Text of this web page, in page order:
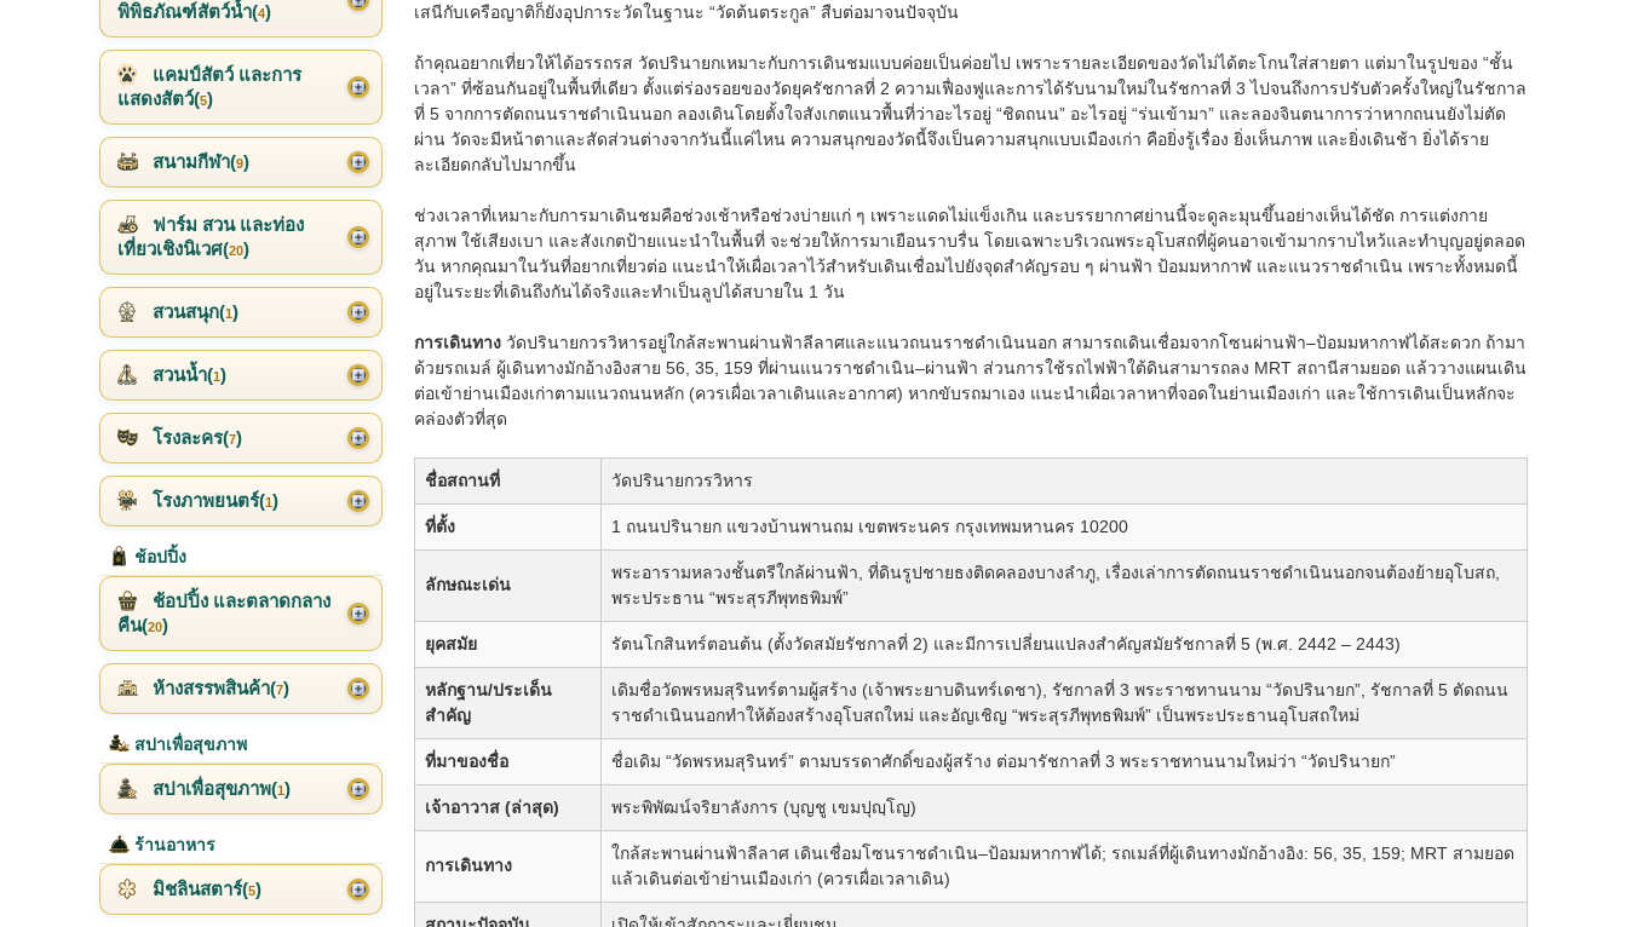
เสนีกับเครือญาติก็ยังอุปการะวัดในฐานะ “วัดต้นตระกูล” สืบต่อมาจนปัจจุบัน
ถ้าคุณอยากเที่ยวให้ได้อรรถรส วัดปรินายกเหมาะกับการเดินชมแบบค่อยเป็นค่อยไป เพราะรายละเอียดของวัดไม่ได้ตะโกนใส่สายตา แต่มาในรูปของ “ชั้น
เวลา” ที่ซ้อนกันอยู่ในพื้นที่เดียว ตั้งแต่ร่องรอยของวัดยุครัชกาลที่ 2 ความเฟื่องฟูและการได้รับนามใหม่ในรัชกาลที่ 3 ไปจนถึงการปรับตัวครั้งใหญ่ในรัชกาล
ที่ 5 จากการตัดถนนราชดำเนินนอก ลองเดินโดยตั้งใจสังเกตแนวพื้นที่ว่าอะไรอยู่ “ชิดถนน” อะไรอยู่ “ร่นเข้ามา” และลองจินตนาการว่าหากถนนยังไม่ตัด
ผ่าน วัดจะมีหน้าตาและสัดส่วนต่างจากวันนี้แค่ไหน ความสนุกของวัดนี้จึงเป็นความสนุกแบบเมืองเก่า คือยิ่งรู้เรื่อง ยิ่งเห็นภาพ และยิ่งเดินช้า ยิ่งได้ราย
ละเอียดกลับไปมากขึ้น
ช่วงเวลาที่เหมาะกับการมาเดินชมคือช่วงเช้าหรือช่วงบ่ายแก่ ๆ เพราะแดดไม่แข็งเกิน และบรรยากาศย่านนี้จะดูละมุนขึ้นอย่างเห็นได้ชัด การแต่งกาย
สุภาพ ใช้เสียงเบา และสังเกตป้ายแนะนำในพื้นที่ จะช่วยให้การมาเยือนราบรื่น โดยเฉพาะบริเวณพระอุโบสถที่ผู้คนอาจเข้ามากราบไหว้และทำบุญอยู่ตลอด
วัน หากคุณมาในวันที่อยากเที่ยวต่อ แนะนำให้เผื่อเวลาไว้สำหรับเดินเชื่อมไปยังจุดสำคัญรอบ ๆ ผ่านฟ้า ป้อมมหากาฬ และแนวราชดำเนิน เพราะทั้งหมดนี้
อยู่ในระยะที่เดินถึงกันได้จริงและทำเป็นลูปได้สบายใน 1 วัน
การเดินทางวัดปรินายกวรวิหารอยู่ใกล้สะพานผ่านฟ้าลีลาศและแนวถนนราชดำเนินนอก สามารถเดินเชื่อมจากโซนผ่านฟ้า–ป้อมมหากาฬได้สะดวก ถ้ามา
ด้วยรถเมล์ ผู้เดินทางมักอ้างอิงสาย 56, 35, 159 ที่ผ่านแนวราชดำเนิน–ผ่านฟ้า ส่วนการใช้รถไฟฟ้าใต้ดินสามารถลง MRT สถานีสามยอด แล้ววางแผนเดิน
ต่อเข้าย่านเมืองเก่าตามแนวถนนหลัก (ควรเผื่อเวลาเดินและอากาศ) หากขับรถมาเอง แนะนำเผื่อเวลาหาที่จอดในย่านเมืองเก่า และใช้การเดินเป็นหลักจะ
คล่องตัวที่สุด
ชื่อสถานที่ วัดปรินายกวรวิหาร
ที่ตั้ง 1 ถนนปรินายก แขวงบ้านพานถม เขตพระนคร กรุงเทพมหานคร 10200
ลักษณะเด่น
พระอารามหลวงชั้นตรีใกล้ผ่านฟ้า, ที่ดินรูปชายธงติดคลองบางลำภู, เรื่องเล่าการตัดถนนราชดำเนินนอกจนต้องย้ายอุโบสถ,
พระประธาน “พระสุรภีพุทธพิมพ์”
ยุคสมัย รัตนโกสินทร์ตอนต้น (ตั้งวัดสมัยรัชกาลที่ 2) และมีการเปลี่ยนแปลงสำคัญสมัยรัชกาลที่ 5 (พ.ศ. 2442 – 2443)
หลักฐาน/ประเด็น
สำคัญ
เดิมชื่อวัดพรหมสุรินทร์ตามผู้สร้าง (เจ้าพระยาบดินทร์เดชา), รัชกาลที่ 3 พระราชทานนาม “วัดปรินายก”, รัชกาลที่ 5 ตัดถนน
ราชดำเนินนอกทำให้ต้องสร้างอุโบสถใหม่ และอัญเชิญ “พระสุรภีพุทธพิมพ์” เป็นพระประธานอุโบสถใหม่
ที่มาของชื่อ ชื่อเดิม “วัดพรหมสุรินทร์” ตามบรรดาศักดิ์ของผู้สร้าง ต่อมารัชกาลที่ 3 พระราชทานนามใหม่ว่า “วัดปรินายก”
เจ้าอาวาส (ล่าสุด) พระพิพัฒน์จริยาลังการ (บุญชู เขมปุญฺโญ)
การเดินทาง
ใกล้สะพานผ่านฟ้าลีลาศ เดินเชื่อมโซนราชดำเนิน–ป้อมมหากาฬได้; รถเมล์ที่ผู้เดินทางมักอ้างอิง: 56, 35, 159; MRT สามยอด
แล้วเดินต่อเข้าย่านเมืองเก่า (ควรเผื่อเวลาเดิน)
พิพิธภัณฑ์สัตว์น้ำ(4)
แคมป์สัตว์ และการ
แสดงสัตว์(5)
สนามกีฬา(9)
ฟาร์ม สวน และท่อง
เที่ยวเชิงนิเวศ(20)
สวนสนุก(1)
สวนน้ำ(1)
โรงละคร(7)
โรงภาพยนตร์(1)
ช้อปปิ้ง
ช้อปปิ้ง และตลาดกลาง
คืน(20)
ห้างสรรพสินค้า(7)
สปาเพื่อสุขภาพ
สปาเพื่อสุขภาพ(1)
ร้านอาหาร
มิชลินสตาร์(5)